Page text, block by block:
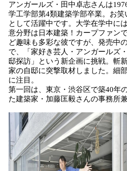
！
数
を
読
み
込
み
中
で
す
アンガールズ・田中卓志さんは
学工学部第4類建築学部卒業。お笑
として活躍中です。大学在学中に
意分野は日本建築！カープファン
ど趣味も多彩な彼ですが、発売中
で、「家好き芸人・アンガールズ
邸探訪」という新企画に挑戦。斬
家の自邸に突撃取材しました。細
に注目。
第一回は、東京・渋谷区で築40年
た建築家・加藤匡毅さんの事務所